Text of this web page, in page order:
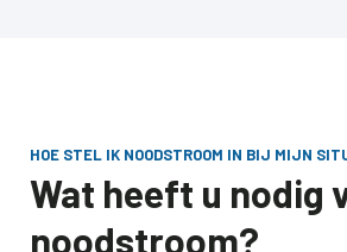
HOE STEL IK NOODSTROOM IN BIJ MIJN
Wat heeft u nodig
noodstroom?